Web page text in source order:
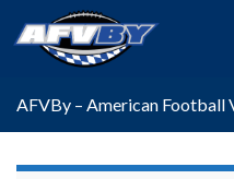
AFVBy – American Football